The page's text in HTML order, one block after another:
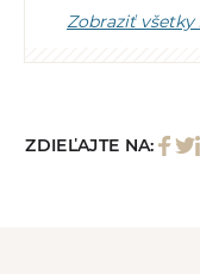
Zobraziť všetky
ZDIEĽAJTE NA: